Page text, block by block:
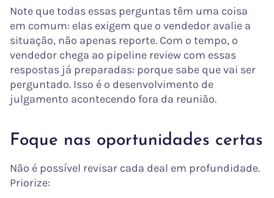
Note que todas essas perguntas têm uma coisa
em comum: elas exigem que o vendedor avalie a
situação, não apenas reporte. Com o tempo, o
vendedor chega ao pipeline review com essas
respostas já preparadas: porque sabe que vai ser
perguntado. Isso é o desenvolvimento de
julgamento acontecendo fora da reunião.
Foque nas oportunidades certas
Não é possível revisar cada deal em profundidade.
Priorize: